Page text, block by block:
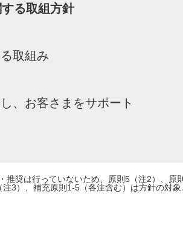
る取組方針
取組み
、お客さまをサポート
奨は行っていないため、原則5（注2）、原
3）、補充原則1-5（各注含む）は方針の対象